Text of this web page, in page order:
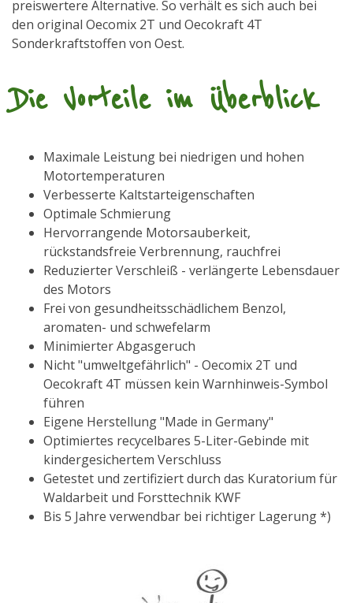
preiswertere Alternative. So verhält es sich auch bei
den original Oecomix 2T und Oecokraft 4T
Sonderkraftstoffen von Oest.
Die Vorteile im Überblick
Maximale Leistung bei niedrigen und hohen
Motortemperaturen
Verbesserte Kaltstarteigenschaften
Optimale Schmierung
Hervorrangende Motorsauberkeit,
rückstandsfreie Verbrennung, rauchfrei
Reduzierter Verschleiß - verlängerte Lebensdauer
des Motors
Frei von gesundheitsschädlichem Benzol,
aromaten- und schwefelarm
Minimierter Abgasgeruch
Nicht "umweltgefährlich" - Oecomix 2T und
Oecokraft 4T müssen kein Warnhinweis-Symbol
führen
Eigene Herstellung "Made in Germany"
Optimiertes recycelbares 5-Liter-Gebinde mit
kindergesichertem Verschluss
Getestet und zertifiziert durch das Kuratorium für
Waldarbeit und Forsttechnik KWF
Bis 5 Jahre verwendbar bei richtiger Lagerung *)